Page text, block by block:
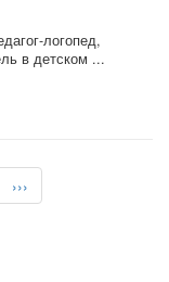
логопед,
в детском ...
›››